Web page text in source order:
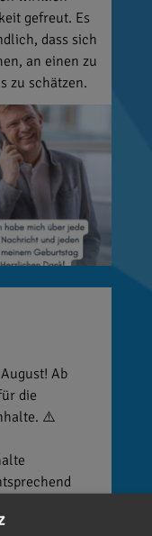
gefreut. Es
dass sich
an einen zu
zu schätzen.
Ab
die
⚠️